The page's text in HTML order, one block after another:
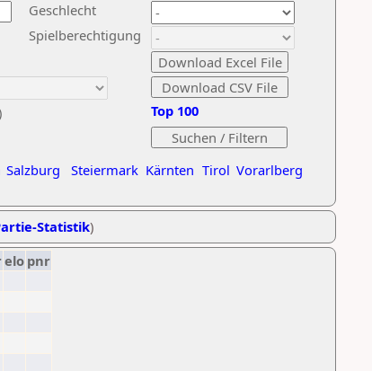
Geschlecht
Spielberechtigung
Salzburg Steiermark Kärnten Tirol Vorarlberg
Top 100
Statistik)
elo pnr